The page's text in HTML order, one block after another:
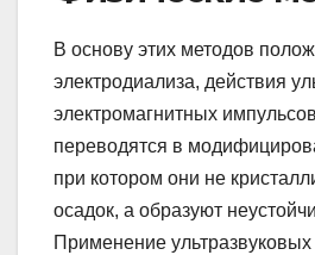
В основу этих методов
электродиализа, действия
электромагнитных
переводятся в
при котором они не
осадок, а образуют
Применение ультразвуковых